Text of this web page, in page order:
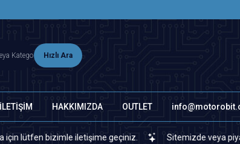
Hızlı Ara
İLETİŞİM HAKKIMIZDA OUTLET
bizimle iletişime geçiniz. Sitemizde veya piyasada